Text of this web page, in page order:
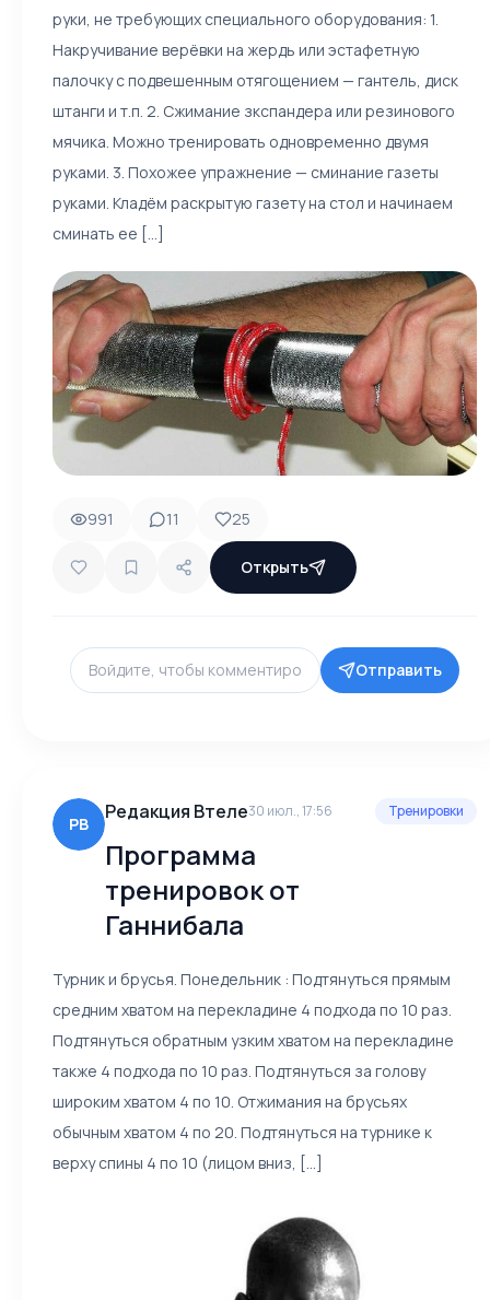
руки, не требующих специального оборудования: 1.
Накручивание верёвки на жердь или эстафетную
палочку с подвешенным отягощением — гантель, диск
штанги и т.п. 2. Сжимание зкспандера или резинового
мячика. Можно тренировать одновременно двумя
руками. 3. Похожее упражнение — сминание газеты
руками. Кладём раскрытую газету на стол и начинаем
сминать ее [...]
991 11 25
Открыть
Отправить
РВ
Редакция Втеле30 июл., 17:56
Программа
тренировок от
Ганнибала
Тренировки
Турник и брусья. Понедельник : Подтянуться прямым
средним хватом на перекладине 4 подхода по 10 раз.
Подтянуться обратным узким хватом на перекладине
также 4 подхода по 10 раз. Подтянуться за голову
широким хватом 4 по 10. Отжимания на брусьях
обычным хватом 4 по 20. Подтянуться на турнике к
верху спины 4 по 10 (лицом вниз, [...]